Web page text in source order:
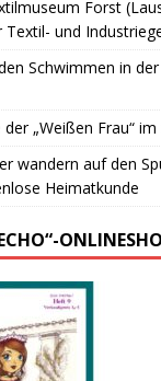
Forst
und
Schwimmen in
„Weißen Frau“
wandern auf den
Heimatkunde